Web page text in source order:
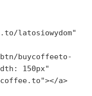
latosiowydom"
buycoffeeto-
150px"
a>